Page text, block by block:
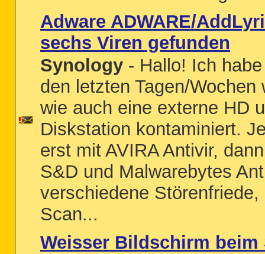
Adware ADWARE/
sechs Viren gefunden
Synology - Hallo! Ich
den letzten Tagen/Wochen
wie auch eine externe HD
Diskstation kontaminiert.
erst mit AVIRA Antivir,
S&D und Malwarebytes
verschiedene
Scan...
Weisser Bildschirm beim